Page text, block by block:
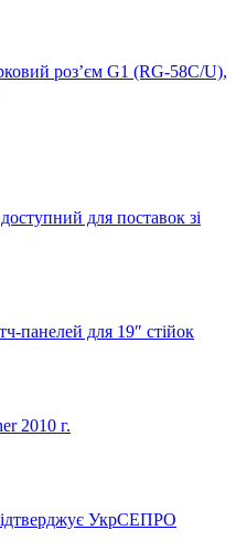
розʼєм G1 (RG-58C/U),
для поставок зі
панелей для 19″ стійок
2010 г.
УкрСЕПРО